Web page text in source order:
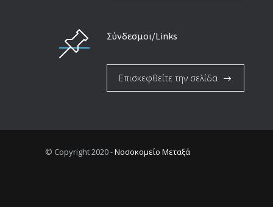
Σύνδεσμοι/Links
Επισκεφθείτε την σελίδα
© Copyright 2020 -Νοσοκομείο Μεταξά